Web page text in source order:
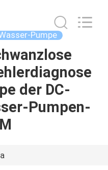
Pumpe
der DC-
Pumpen-